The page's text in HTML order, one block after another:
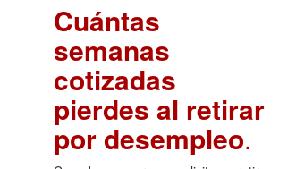
Cuántas
semanas
cotizadas
pierdes al retirar
por desempleo.